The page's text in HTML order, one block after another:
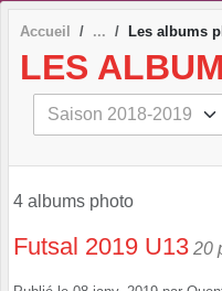
Accueil Les albums
LES
4 albums photo
Futsal 2019 U13 20